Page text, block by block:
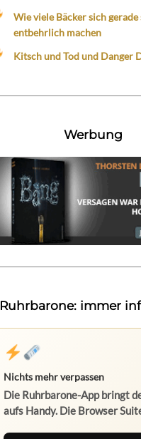
Wie viele Bäcker sich gerade
entbehrlich machen
Kitsch und Tod und Danger
Werbung
Ruhrbarone: immer
Nichts mehr verpassen
Die Ruhrbarone-App bringt
aufs Handy. Die Browser